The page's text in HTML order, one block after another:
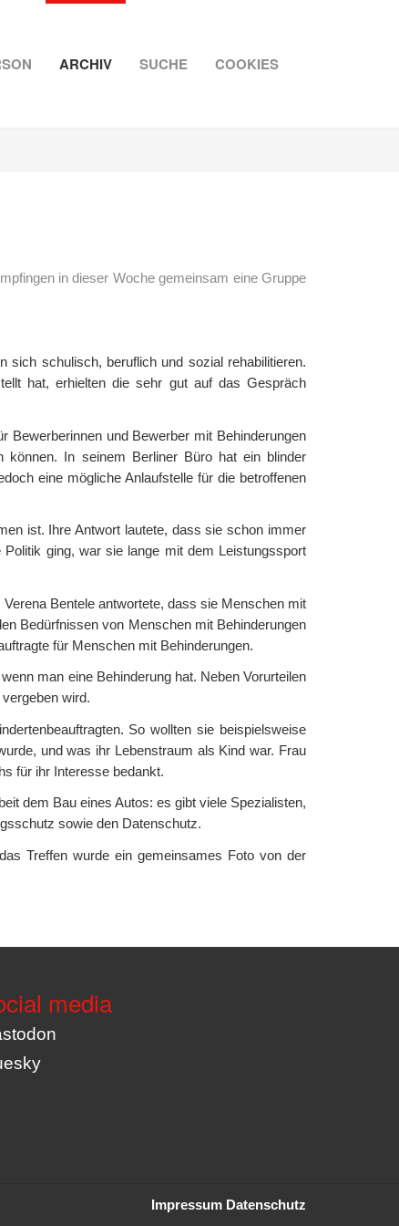
ARCHIV SUCHE COOKIES
in dieser Woche gemeinsam eine Gruppe
sich schulisch, beruflich und sozial rehabilitieren.
hat, erhielten die sehr gut auf das Gespräch
und Bewerber mit Behinderungen
können. In seinem Berliner Büro hat ein blinder
eine mögliche Anlaufstelle für die betroffenen
ist. Ihre Antwort lautete, dass sie schon immer
ging, war sie lange mit dem Leistungssport
Bentele antwortete, dass sie Menschen mit
Bedürfnissen von Menschen mit Behinderungen
für Menschen mit Behinderungen.
man eine Behinderung hat. Neben Vorurteilen
wird.
So wollten sie beispielsweise
und was ihr Lebenstraum als Kind war. Frau
für ihr Interesse bedankt.
dem Bau eines Autos: es gibt viele Spezialisten,
sowie den Datenschutz.
Treffen wurde ein gemeinsames Foto von der
media
Impressum Datenschutz